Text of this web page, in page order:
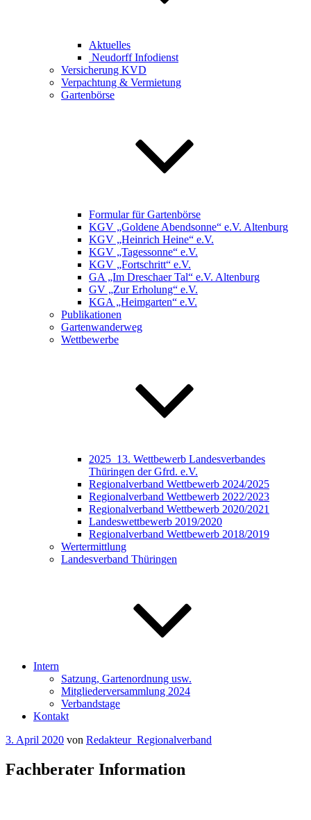
Aktuelles
Neudorff Infodienst
Versicherung KVD
Verpachtung & Vermietung
Gartenbörse
Formular für Gartenbörse
KGV „Goldene Abendsonne“ e.V. Altenburg
KGV „Heinrich Heine“ e.V.
KGV „Tagessonne“ e.V.
KGV „Fortschritt“ e.V.
GA „Im Dreschaer Tal“ e.V. Altenburg
GV „Zur Erholung“ e.V.
KGA „Heimgarten“ e.V.
Publikationen
Gartenwanderweg
Wettbewerbe
2025_13. Wettbewerb Landesverbandes
Thüringen der Gfrd. e.V.
Regionalverband Wettbewerb 2024/2025
Regionalverband Wettbewerb 2022/2023
Regionalverband Wettbewerb 2020/2021
Landeswettbewerb 2019/2020
Regionalverband Wettbewerb 2018/2019
Wertermittlung
Landesverband Thüringen
Intern
Satzung, Gartenordnung usw.
Mitgliederversammlung 2024
Verbandstage
Kontakt
Veröffentlicht
3. April 2020 von Redakteur_Regionalverband
Fachberater Information